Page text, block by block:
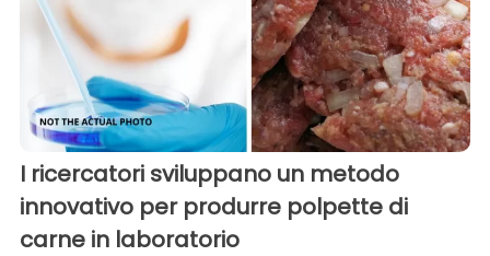
I ricercatori sviluppano un metodo
innovativo per produrre polpette di
carne in laboratorio